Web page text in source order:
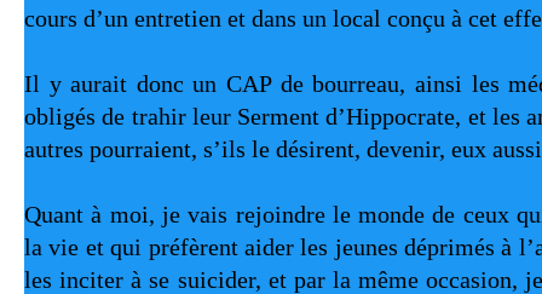
cours d’un entretien et dans un local conçu à cet
Il y aurait donc un CAP de bourreau, ainsi les
obligés de trahir leur Serment d’Hippocrate, et les
autres pourraient, s’ils le désirent, devenir, eux
Quant à moi, je vais rejoindre le monde de ceux
la vie et qui préfèrent aider les jeunes déprimés à
les inciter à se suicider, et par la même occasion,